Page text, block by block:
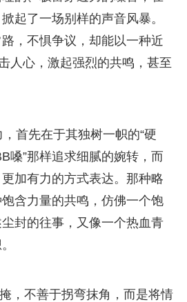
起了一场别样的声音风暴。
，不惧争议，却能以一种近
人心，激起强烈的共鸣，甚至
，首先在于其独树一帜的“硬
嗓”那样追求细腻的婉转，而
加有力的方式表达。那种略
含力量的共鸣，仿佛一个饱
封的往事，又像一个热血青
，不善于拐弯抹角，而是将情